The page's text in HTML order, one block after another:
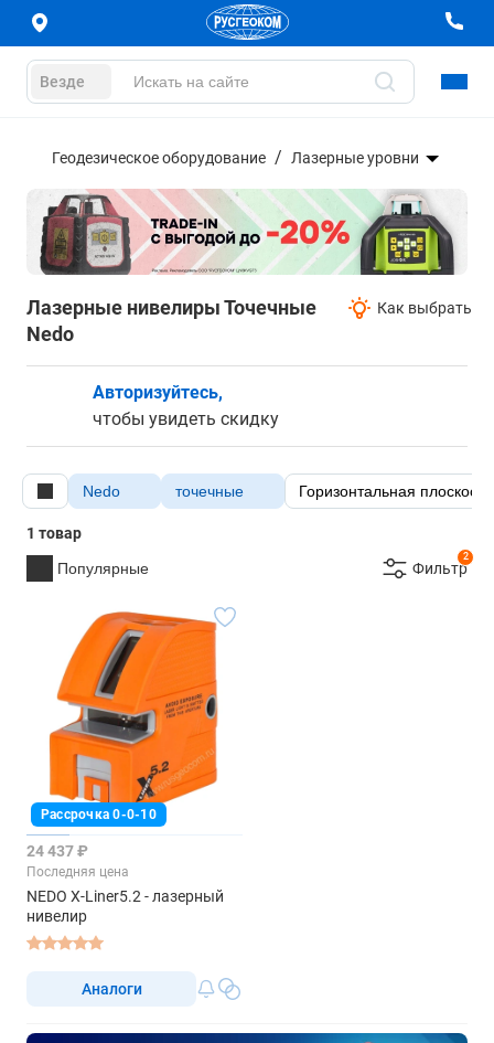
Везде
Геодезическое оборудование Лазерные уровни
Лазерные нивелиры Точечные
Nedo
Как выбрать
Авторизуйтесь,
чтобы увидеть скидку
Nedo точечные Горизонтальная плоскость
1 товар
Популярные
2
Фильтр
Рассрочка 0-0-10
24 437 ₽
Последняя цена
NEDO X-Liner5.2 - лазерный
нивелир
Аналоги